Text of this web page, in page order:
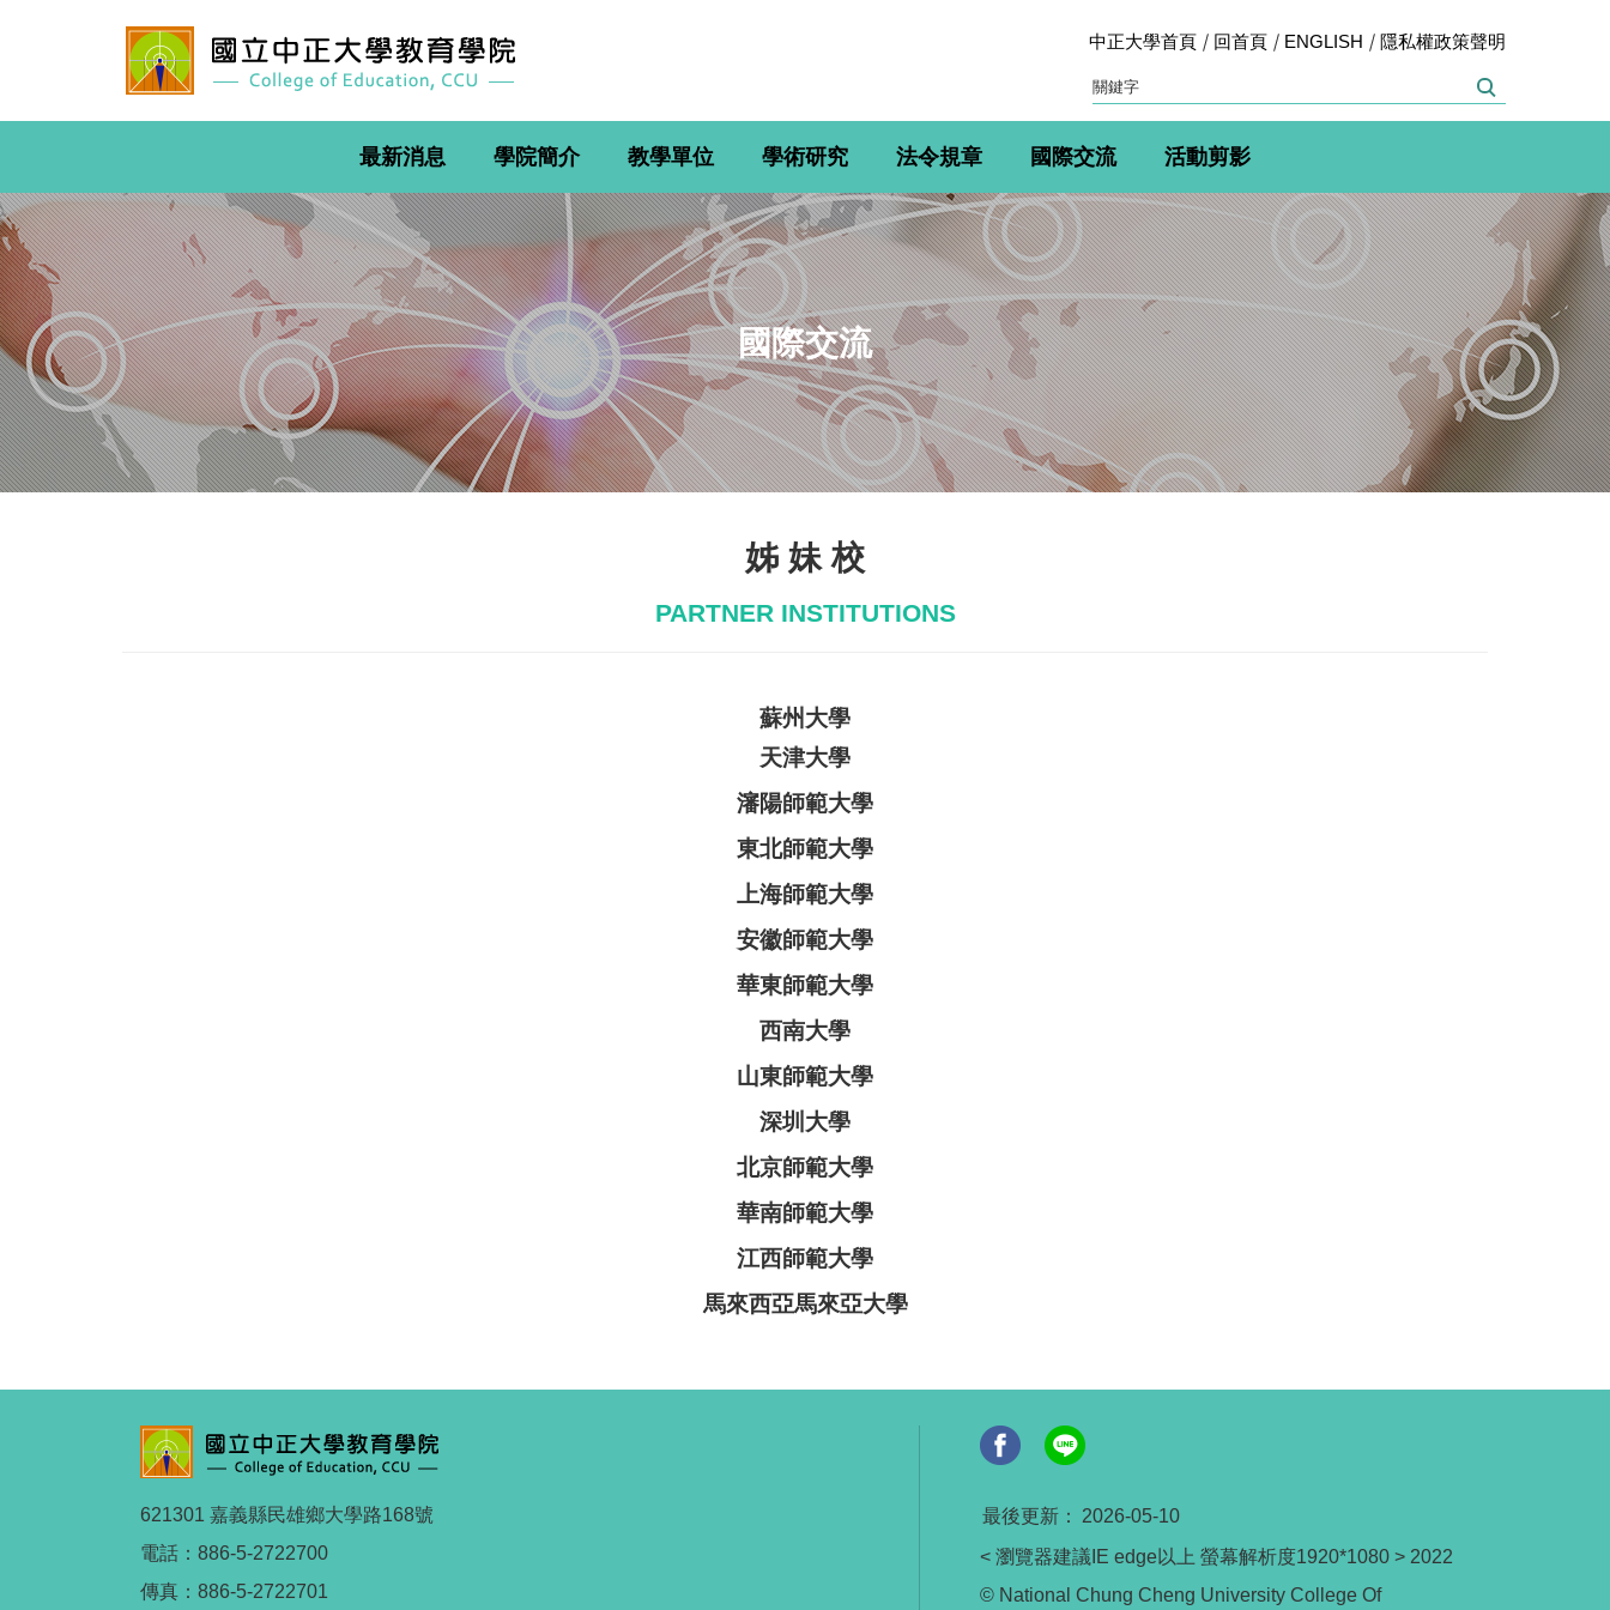
內
中正大學首頁 回首頁 ENGLISH 隱私權政策聲明
最新消息 學院簡介 教學單位 學術研究 法令規章 國際交流 活動剪影
國際交流
姊 妹 校
PARTNER INSTITUTIONS
蘇州大學
天津大學
瀋陽師範大學
東北師範大學
上海師範大學
安徽師範大學
華東師範大學
西南大學
山東師範大學
深圳大學
北京師範大學
華南師範大學
江西師範大學
馬來西亞馬來亞大學
621301 嘉義縣民雄鄉大學路168號
電話：886-5-2722700
傳真：886-5-2722701
最後更新：
2026-05-10
< 瀏覽器建議IE edge以上 螢幕解析度1920*1080 > 2022
© National Chung Cheng University College Of